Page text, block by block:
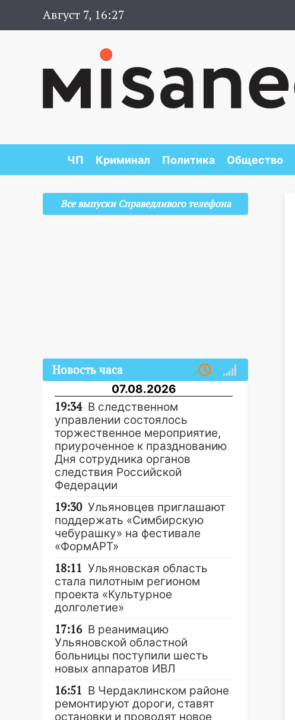
Август 7, 16:27
ЧП Криминал Политика Общество
Все выпуски Справедливого телефона
Новость часа
07.08.2026
19:34 В следственном
управлении состоялось
торжественное мероприятие,
приуроченное к празднованию
Дня сотрудника органов
следствия Российской
Федерации
19:30 Ульяновцев приглашают
поддержать «Симбирскую
чебурашку» на фестивале
«ФормАРТ»
18:11 Ульяновская область
стала пилотным регионом
проекта «Культурное
долголетие»
17:16 В реанимацию
Ульяновской областной
больницы поступили шесть
новых аппаратов ИВЛ
16:51 В Чердаклинском районе
ремонтируют дороги, ставят
остановки и проводят новое